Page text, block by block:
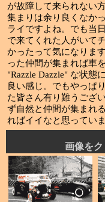
が故障して来られない
集まりは余り良くなか
ライですよね。でも当
で来てくれた人がいて
かったって気になりま
った仲間が集まれば車
"Razzle Dazzle" な状態
良い感じ。でもやっぱ
た皆さん有り難うござ
ず自然と仲間が集まれ
ればイイなと思ってい
画像を